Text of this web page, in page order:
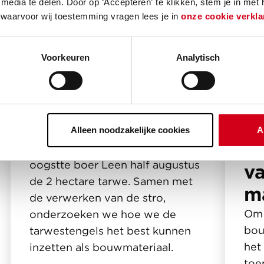
wij toestemming vragen lees je in onze cookie
Voorkeuren Analytisch
Alleen noodzakelijke cookies
Oogsten van de
tarwe
Na vier maanden groeien,
oogstte boer Leen half augustus
de 2 hectare tarwe. Samen met
de verwerken van de stro,
onderzoeken we hoe we de
tarwestengels het best kunnen
inzetten als bouwmateriaal.
het